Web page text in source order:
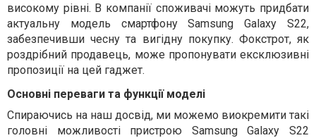
високому рівні. В компанії споживачі можуть придбати
актуальну модель смартфону Samsung Galaxy S22,
забезпечивши чесну та вигідну покупку. Фокстрот, як
роздрібний продавець, може пропонувати ексклюзивні
пропозиції на цей гаджет.
Основні переваги та функції моделі
Спираючись на наш досвід, ми можемо виокремити такі
головні можливості пристрою Samsung Galaxy S22